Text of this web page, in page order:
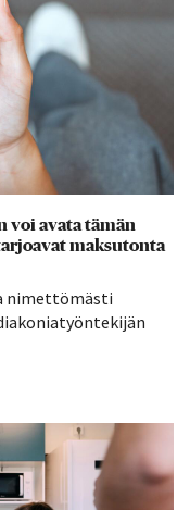
voi avata tämän
maksutonta
nimettömästi